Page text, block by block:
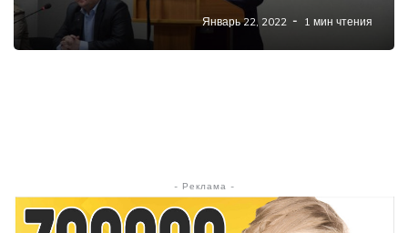
Январь 22, 2022 1 мин чтения
- Реклама -